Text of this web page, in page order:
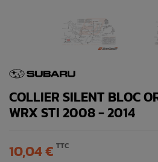
COLLIER SILENT BLOC
WRX STI 2008 - 2014
10,04 € TTC